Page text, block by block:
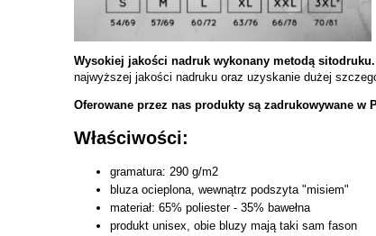
Wysokiej jakości nadruk wykonany metodą sitodruku.
najwyższej jakości nadruku oraz uzyskanie dużej
Oferowane przez nas produkty są zadrukowywane w
Właściwości:
gramatura: 290 g/m2
bluza ocieplona, wewnątrz podszyta "misiem"
materiał: 65% poliester - 35% bawełna
produkt unisex, obie bluzy mają taki sam fason